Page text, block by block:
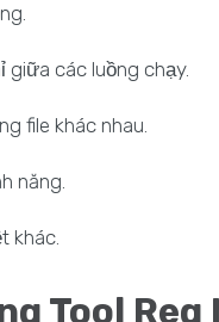
giữa các luồng chạy.
file khác nhau.
năng.
khác.
Tool